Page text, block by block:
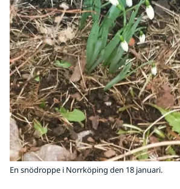
En snödroppe i Norrköping den 18 januari.